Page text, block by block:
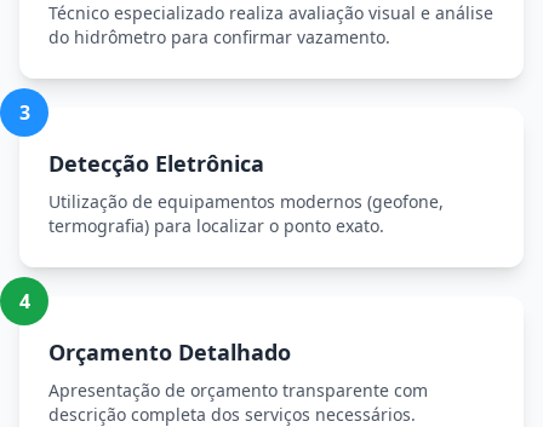
Técnico especializado realiza avaliação visual e análise
do hidrômetro para confirmar vazamento.
3
Detecção Eletrônica
Utilização de equipamentos modernos (geofone,
termografia) para localizar o ponto exato.
4
Orçamento Detalhado
Apresentação de orçamento transparente com
descrição completa dos serviços necessários.